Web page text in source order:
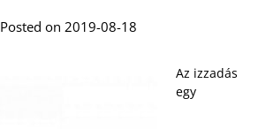
Posted on 2019-08-18
Az izzadás
egy